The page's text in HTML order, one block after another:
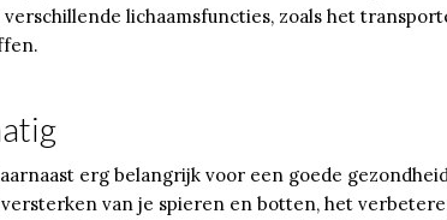
lichaamsfuncties, zoals het
erg belangrijk voor een goede
van je spieren en botten, het